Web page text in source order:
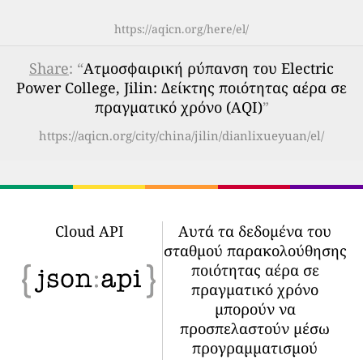
https://aqicn.org/here/el/
Share: “Ατμοσφαιρική ρύπανση του Electric
Power College, Jilin: Δείκτης ποιότητας αέρα σε
πραγματικό χρόνο (AQI)”
https://aqicn.org/city/china/jilin/dianlixueyuan/el/
Cloud API
Αυτά τα δεδομένα του
σταθμού παρακολούθησης
ποιότητας αέρα σε
πραγματικό χρόνο
μπορούν να
προσπελαστούν μέσω
προγραμματισμού